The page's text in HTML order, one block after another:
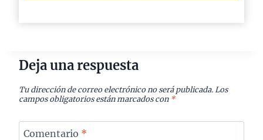
Deja una respuesta
Tu dirección de correo electrónico no será publicada. Los
campos obligatorios están marcados con *
Comentario *